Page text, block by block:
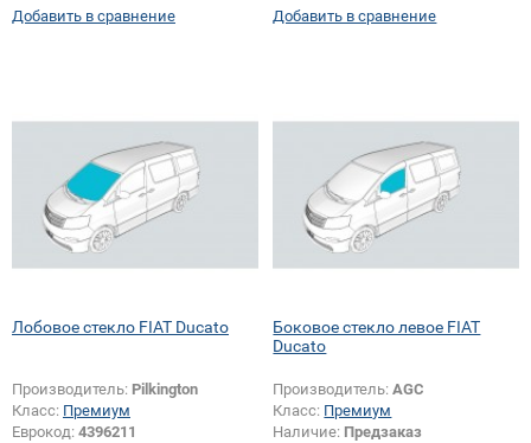
Добавить в сравнение Добавить в сравнение
Лобовое стекло FIAT Ducato
Производитель: Pilkington
Класс: Премиум
Еврокод: 4396211
Боковое стекло левое FIAT
Ducato
Производитель:AGC
Класс: Премиум
Наличие: Предзаказ